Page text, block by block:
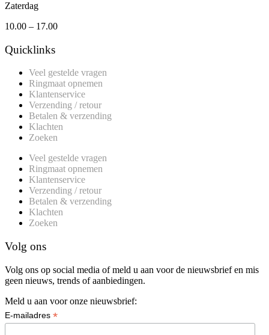
Zaterdag
10.00 – 17.00
Quicklinks
Veel gestelde vragen
Ringmaat opnemen
Klantenservice
Verzending / retour
Betalen & verzending
Klachten
Zoeken
Veel gestelde vragen
Ringmaat opnemen
Klantenservice
Verzending / retour
Betalen & verzending
Klachten
Zoeken
Volg ons
Volg ons op social media of meld u aan voor de nieuwsbrief en mis
geen nieuws, trends of aanbiedingen.
Meld u aan voor onze nieuwsbrief:
E-mailadres *